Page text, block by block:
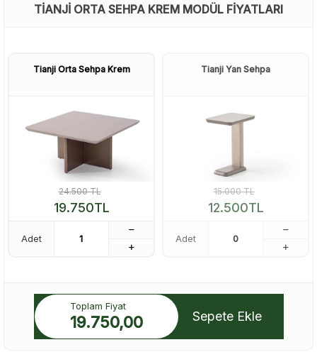
TIANJI ORTA SEHPA KREM MODÜL FIYATLARI
Tianji Orta Sehpa Krem
24.500TL
19.750TL
Adet
Tianji Yan Sehpa
15.000TL
12.500TL
Adet
Toplam Fiyat
19.750,00 Sepete Ekle